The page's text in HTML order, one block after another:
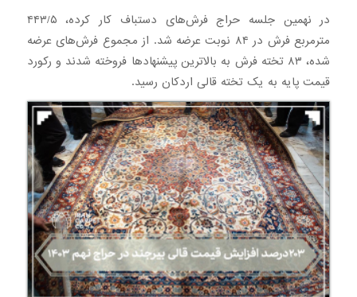
در نهمین جلسه حراج فرش‌های دستباف کار کرده، ۴۴۳/۵
مترمربع فرش در ۸۴ نوبت عرضه شد. از مجموع فرش‌های عرضه
شده، ۸۳ تخته فرش به بالاترین پیشنهادها فروخته شدند و رکورد
قیمت پایه به یک تخته قالی اردکان رسید.